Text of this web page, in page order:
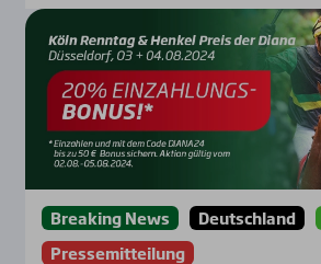
Breaking News Deutschland
Pressemitteilung